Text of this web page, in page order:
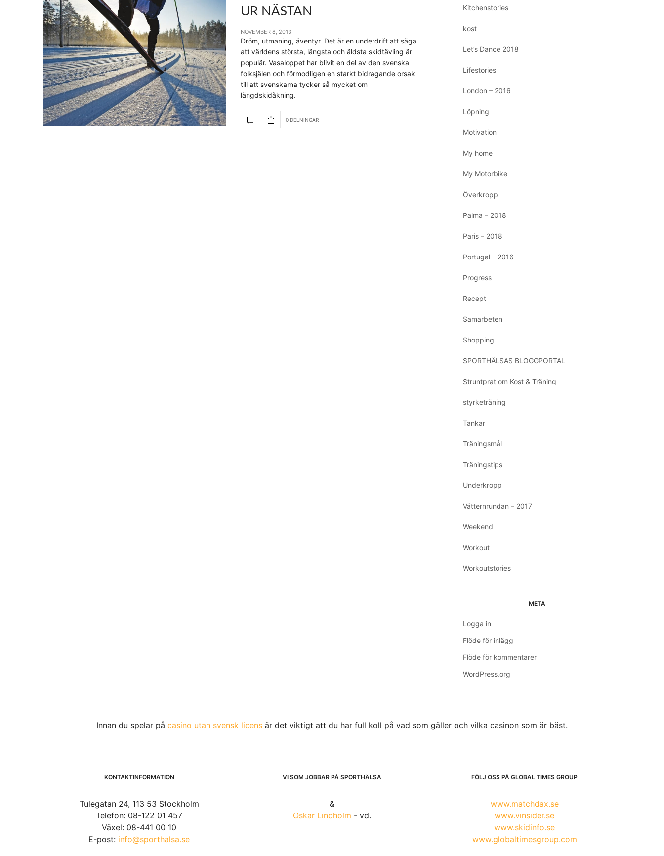
UR NÄSTAN
NOVEMBER 8, 2013
Dröm, utmaning, äventyr. Det är en underdrift att säga
att världens största, längsta och äldsta skidtävling är
populär. Vasaloppet har blivit en del av den svenska
folksjälen och förmodligen en starkt bidragande orsak
till att svenskarna tycker så mycket om
längdskidåkning.
0 DELNINGAR
Kitchenstories
kost
Let’s Dance 2018
Lifestories
London – 2016
Löpning
Motivation
My home
My Motorbike
Överkropp
Palma – 2018
Paris – 2018
Portugal – 2016
Progress
Recept
Samarbeten
Shopping
SPORTHÄLSAS BLOGGPORTAL
Struntprat om Kost & Träning
styrketräning
Tankar
Träningsmål
Träningstips
Underkropp
Vätternrundan – 2017
Weekend
Workout
Workoutstories
META
Logga in
Flöde för inlägg
Flöde för kommentarer
WordPress.org
Innan du spelar på casino utan svensk licens är det viktigt att du har full koll på vad som gäller och vilka casinon som är bäst.
KONTAKTINFORMATION
Tulegatan 24, 113 53 Stockholm
Telefon: 08-122 01 457
Växel: 08-441 00 10
E-post: info@sporthalsa.se
VI SOM JOBBAR PÅ SPORTHÄLSA
&
Oskar Lindholm - vd.
FÖLJ OSS PÅ GLOBAL TIMES GROUP
www.matchdax.se
www.vinsider.se
www.skidinfo.se
www.globaltimesgroup.com